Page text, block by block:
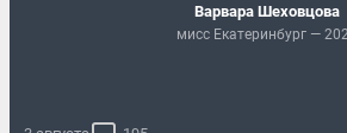
Варвара Шеховцова
мисс Екатеринбург —